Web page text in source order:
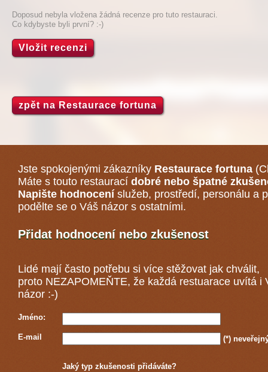
Doposud nebyla vložena žádná recenze pro tuto restauraci.
Co kdybyste byli první? :-)
Vložit recenzi
zpět na Restaurace fortuna
Jste spokojenými zákazníky Restaurace fortuna
Máte s touto restaurací dobré nebo špatné
Napište hodnocení služeb, prostředí, personálu a
podělte se o Váš názor s ostatními.
Přidat hodnocení nebo zkušenost
Lidé mají často potřebu si více stěžovat jak chválit,
proto NEZAPOMEŇTE, že každá restuarace uvítá i
názor :-)
Jméno:
E-mail (*)
Jaký typ zkušenosti přidáváte?